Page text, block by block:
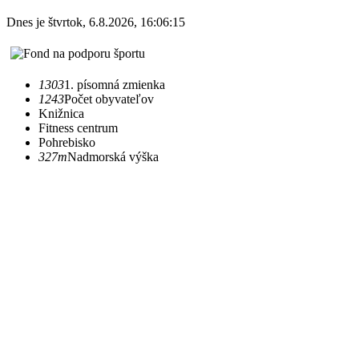
Dnes je štvrtok, 6.8.2026, 16:06:15
13031. písomná zmienka
1243Počet obyvateľov
Knižnica
Fitness centrum
Pohrebisko
327mNadmorská výška